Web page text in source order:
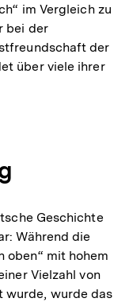
im Vergleich zu
bei der
der
über viele ihrer
Geschichte
Während die
oben“ mit hohem
Vielzahl von
wurde, wurde das